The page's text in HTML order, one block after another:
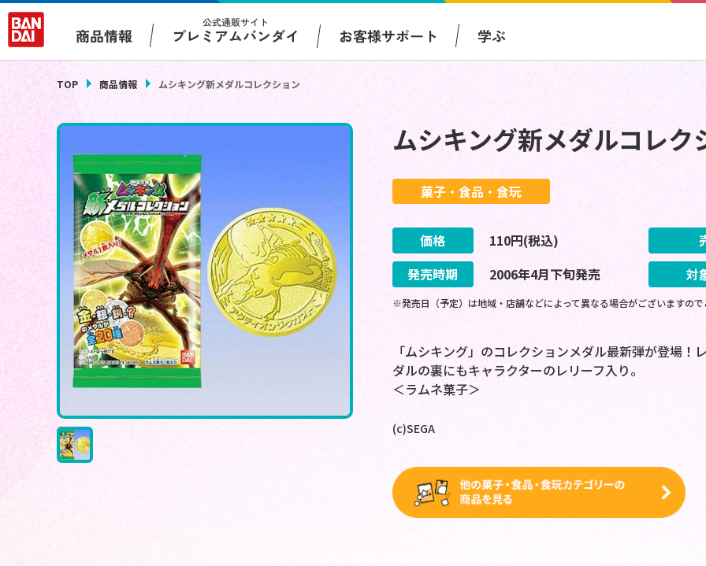
商品情報
公式通販サイト
プレミアムバンダイ お客様サポート 学ぶ
TOP 商品情報 ムシキング新メダルコレクション
ムシキング新メダルコレク
菓子・食品・食玩
価格 110円(税込)
発売時期
2006年4月下旬発売 対
※発売日（予定）は地域・店舗などによって異なる場合がございますの
「ムシキング」のコレクションメダル最新弾が登場
ダルの裏にもキャラクターのレリーフ入り。
＜ラムネ菓子＞
(c)SEGA